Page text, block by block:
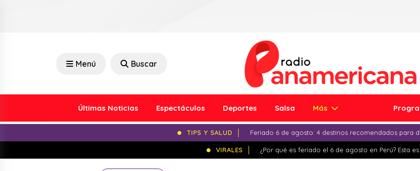
Menú Buscar
Últimas Noticias Espectáculos Deportes Salsa Más
TIPS Y SALUD Feriado 6 de agosto: 4 destinos recomendados para
VIRALES ¿Por qué es feriado el 6 de agosto en Perú? Esta